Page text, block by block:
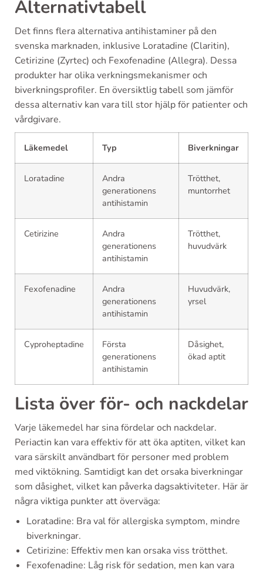
Alternativtabell
Det finns flera alternativa antihistaminer på den
svenska marknaden, inklusive Loratadine (Claritin),
Cetirizine (Zyrtec) och Fexofenadine (Allegra). Dessa
produkter har olika verkningsmekanismer och
biverkningsprofiler. En översiktlig tabell som jämför
dessa alternativ kan vara till stor hjälp för patienter och
vårdgivare.
Läkemedel Typ Biverkningar
Loratadine
Andra
generationens
antihistamin
Trötthet,
muntorrhet
Cetirizine
Andra
generationens
antihistamin
Trötthet,
huvudvärk
Fexofenadine
Andra
generationens
antihistamin
Huvudvärk,
yrsel
Cyproheptadine
Första
generationens
antihistamin
Dåsighet,
ökad aptit
Lista över för- och nackdelar
Varje läkemedel har sina fördelar och nackdelar.
Periactin kan vara effektiv för att öka aptiten, vilket kan
vara särskilt användbart för personer med problem
med viktökning. Samtidigt kan det orsaka biverkningar
som dåsighet, vilket kan påverka dagsaktiviteter. Här är
några viktiga punkter att överväga:
Loratadine: Bra val för allergiska symptom, mindre
biverkningar.
Cetirizine: Effektiv men kan orsaka viss trötthet.
Fexofenadine: Låg risk för sedation, men kan vara